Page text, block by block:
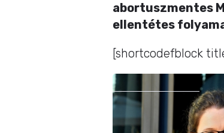
abortuszmentes
ellentétes
[shortcodefblock